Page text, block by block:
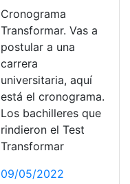
Cronograma
Transformar. Vas a
postular a una
carrera
universitaria, aquí
está el cronograma.
Los bachilleres que
rindieron el Test
Transformar
09/05/2022